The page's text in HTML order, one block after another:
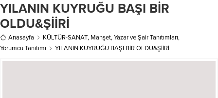
YILANIN KUYRUĞU BAŞI BİR
OLDU&ŞİİRİ
Anasayfa KÜLTÜR-SANAT, Manşet,Yazar ve Şair Tanıtımları,
Yorumcu Tanıtımı
YILANIN KUYRUĞU BAŞI BİR OLDU&ŞİİRİ